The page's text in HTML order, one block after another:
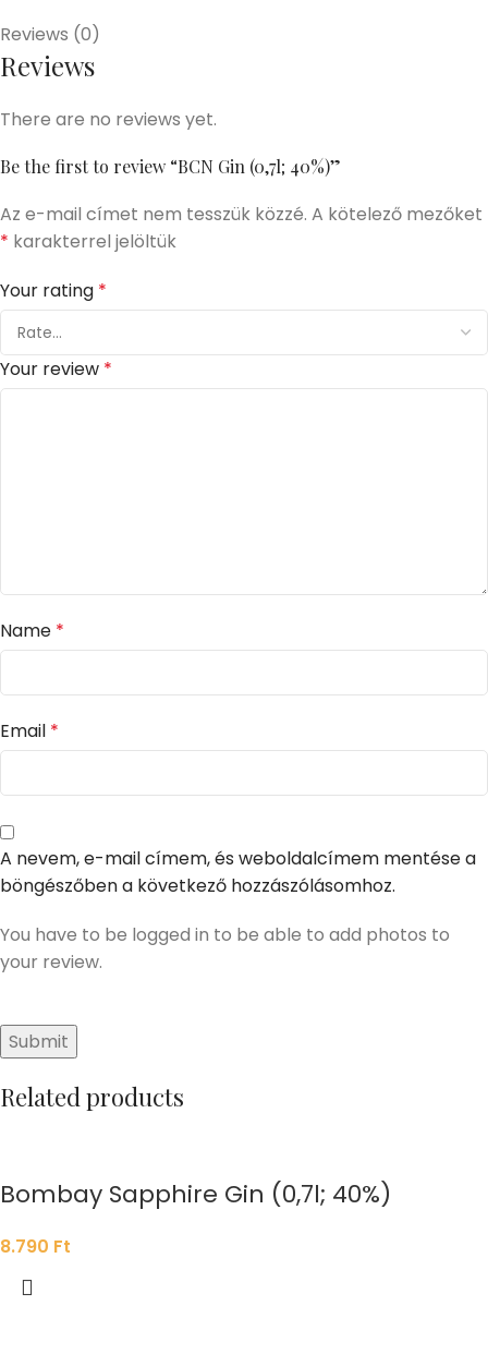
Reviews (0)
Reviews
There are no reviews yet.
Be the first to review “BCN Gin (0,7l; 40%)”
Az e-mail címet nem tesszük közzé. A kötelező mezőket
* karakterrel jelöltük
Your rating *
Your review *
Name *
Email *
A nevem, e-mail címem, és weboldalcímem mentése a
böngészőben a következő hozzászólásomhoz.
You have to be logged in to be able to add photos to
your review.
Related products
Bombay Sapphire Gin (0,7l; 40%)
8.790 Ft